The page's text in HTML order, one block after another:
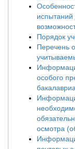
Порядок
Перечень
особого
осмотра